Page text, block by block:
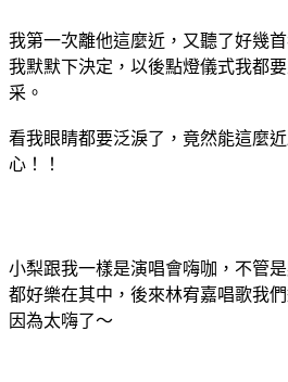
我第一次離他這麼近，又聽了好幾
我默默下決定，以後點燈儀式我都
采。
看我眼睛都要泛淚了，竟然能這麼
心！！
小梨跟我一樣是演唱會嗨咖，不管
都好樂在其中，後來林宥嘉唱歌我
因為太嗨了～